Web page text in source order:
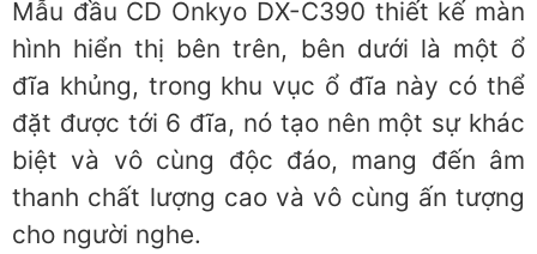
Mẫu đầu CD Onkyo DX-C390 thiết kế màn
hình hiển thị bên trên, bên dưới là một ổ
đĩa khủng, trong khu vục ổ đĩa này có thể
đặt được tới 6 đĩa, nó tạo nên một sự khác
biệt và vô cùng độc đáo, mang đến âm
thanh chất lượng cao và vô cùng ấn tượng
cho người nghe.